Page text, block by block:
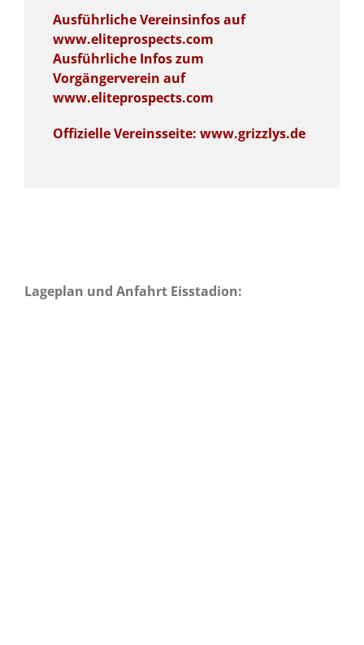
Ausführliche Vereinsinfos auf
www.eliteprospects.com
Ausführliche Infos zum
Vorgängerverein auf
www.eliteprospects.com
Offizielle Vereinsseite: www.grizzlys.de
Lageplan und Anfahrt Eisstadion: